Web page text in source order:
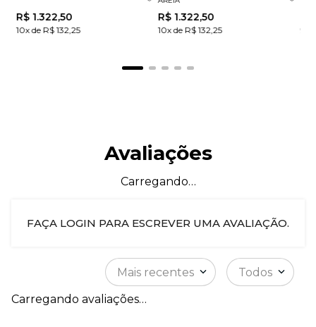
R$ 1.322,50
10x de R$ 132,25
R$ 1.322,50
10x de R$ 132,25 9x
Avaliações
Carregando…
FAÇA LOGIN PARA ESCREVER UMA AVALIAÇÃO.
Mais recentes Todos
Carregando avaliações…